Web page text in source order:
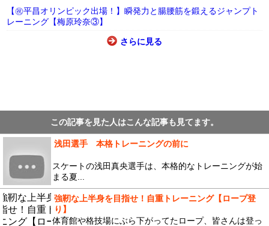
【㊗平昌オリンピック出場！】瞬発力と腸腰筋を鍛えるジャンプト
レーニング【梅原玲奈③】
さらに見る
この記事を見た人はこんな記事も見てます。
浅田選手 本格トレーニングの前に
スケートの浅田真央選手は、本格的なトレーニングが始
まる夏...
強靭な上半身を目指せ！自重トレーニング【ロープ登
り】
体育館や格技場にぶら下がってたロープ、皆さんは登っ